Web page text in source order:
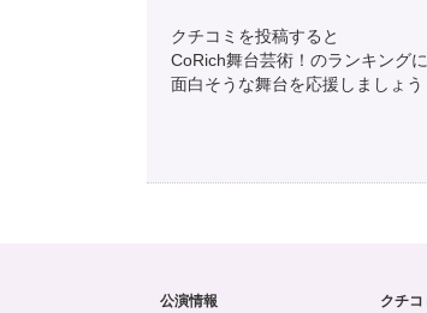
クチコミを投稿すると
CoRich舞台芸術！のランキング
面白そうな舞台を応援しましょう
公演情報 クチコ